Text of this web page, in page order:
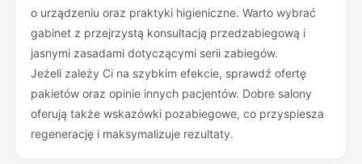
o urządzeniu oraz praktyki higieniczne. Warto wybrać
gabinet z przejrzystą konsultacją przedzabiegową i
jasnymi zasadami dotyczącymi serii zabiegów.
Jeżeli zależy Ci na szybkim efekcie, sprawdź ofertę
pakietów oraz opinie innych pacjentów. Dobre salony
oferują także wskazówki pozabiegowe, co przyspiesza
regenerację i maksymalizuje rezultaty.